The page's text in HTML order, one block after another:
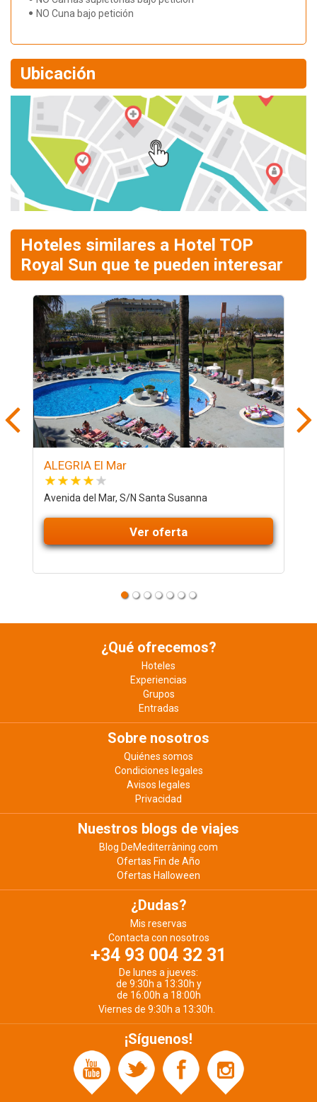
NO Cuna bajo petición
Ubicación
Hoteles similares a Hotel TOP
Royal Sun que te pueden interesar
ALEGRIA El Mar
Avenida del Mar, S/N Santa Susanna
Ver oferta
¿Qué ofrecemos?
Hoteles
Experiencias
Grupos
Entradas
Sobre nosotros
Quiénes somos
Condiciones legales
Avisos legales
Privacidad
Nuestros blogs de viajes
Blog DeMediterràning.com
Ofertas Fin de Año
Ofertas Halloween
¿Dudas?
Mis reservas
Contacta con nosotros
+34 93 004 32 31
De lunes a jueves:
de 9:30h a 13:30h y
de 16:00h a 18:00h
Viernes de 9:30h a 13:30h.
¡Síguenos!